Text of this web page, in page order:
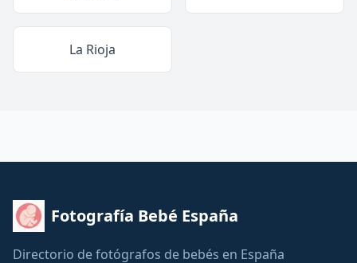
La Rioja
Fotografía Bebé España
Directorio de fotógrafos de bebés en España